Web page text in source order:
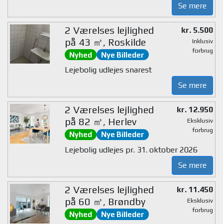
Se mere
2 Værelses lejlighed
på 43 ㎡, Roskilde
Nyhed Nye Billeder
kr. 5.500
Inklusiv
forbrug
Lejebolig udlejes snarest
Se mere
2 Værelses lejlighed
på 82 ㎡, Herlev
Nyhed Nye Billeder
kr. 12.950
Eksklusiv
forbrug
Lejebolig udlejes pr. 31. oktober 2026
Se mere
2 Værelses lejlighed
på 60 ㎡, Brøndby
Nyhed Nye Billeder
kr. 11.450
Eksklusiv
forbrug